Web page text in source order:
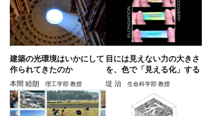
建築の光環境はいかにして
作られてきたのか
本間 睦朗 理工学部 教授
目には見えない力の大きさ
を、色で「見える化」する
堤 治 生命科学部 教授